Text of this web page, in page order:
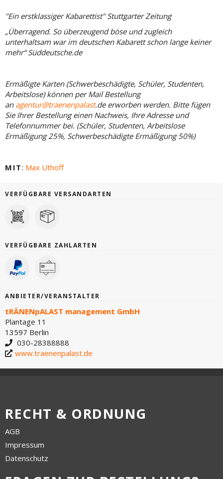
"Ein erstklassiger Kabarettist" Stuttgarter Zeitung
„Überragend. So überzeugend böse und zugleich
unterhaltsam war im deutschen Kabarett schon lange keiner
mehr“ Süddeutsche.de
Ermäßigte Karten (Schwerbeschädigte, Schüler, Studenten,
Arbeitslose) können per Mail Bestellung
an agentur@traenenpalast.de erworben werden. Bitte fügen
Sie Ihrer Bestellung einen Nachweis, Ihre Adresse und
Telefonnummer bei. (Schüler, Studenten, Arbeitslose
Ermäßigung 25%, Schwerbeschädigte Ermäßigung 50%)
MIT: Max Uthoff
VERFÜGBARE VERSANDARTEN
VERFÜGBARE ZAHLARTEN
ANBIETER/VERANSTALTER
tRÄNENpALAST management GmbH
Plantage 11
13597 Berlin
030-28388888
www.traenenpalast.de
RECHT & ORDNUNG
AGB
Impressum
Datenschutz